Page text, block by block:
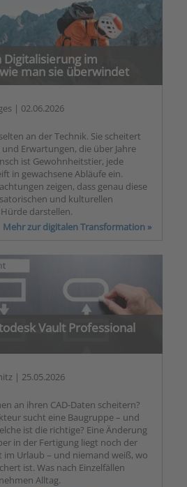
im
man sie überwindet
| 02.06.2026
an der Technik. Sie scheitert
Erwartungen, die über Jahre
ist Gewohnheitstier, jede
in gewachsene Abläufe ein.
zeigen, dass genau diese
und kulturellen
darstellen.
Mehr zur digitalen Transformation »
Vault Professional
| 25.05.2026
an ihren CAD-Daten scheitern?
sucht eine Baugruppe – und
ist die richtige? Eine Änderung
in der Fertigung liegt noch der
im Urlaub – und niemand weiß, wo
ist. Was nach Einzelfällen
Alltag.